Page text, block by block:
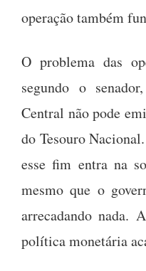
operação também
O problema das
segundo o
Central não pode
do Tesouro
esse fim entra na
mesmo que o
arrecadando nada.
política monetária